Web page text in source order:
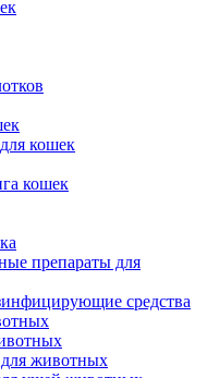
кошек
кошек
препараты для
средства
для животных